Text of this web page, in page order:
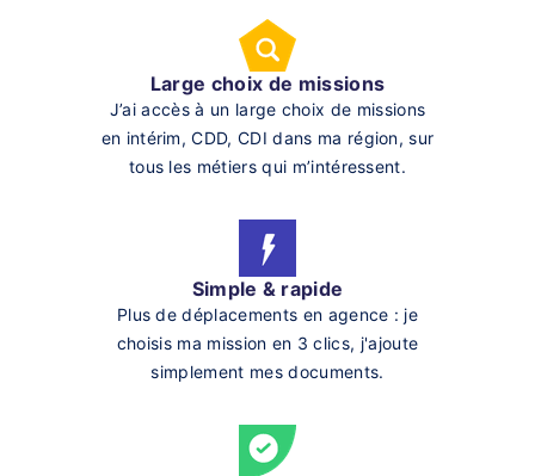
Large choix de missions
J’ai accès à un large choix de missions
en intérim, CDD, CDI dans ma région, sur
tous les métiers qui m’intéressent.
Simple & rapide
Plus de déplacements en agence : je
choisis ma mission en 3 clics, j'ajoute
simplement mes documents.